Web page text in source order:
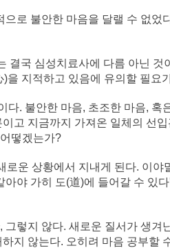
로 불안한 마음을 달랠 수 없었
국 심성치료사에 다름 아닌
을 지적하고 있음에 유의할 필요
. 불안한 마음, 초조한 마음,
고 지금까지 가져온 일체의 선
떻겠는가?
운 상황에서 지내게 된다. 이야
야 가히 도(道)에 들어갈 수 있
렇지 않다. 새로운 질서가 생
지 않는다. 오히려 마음 공부할